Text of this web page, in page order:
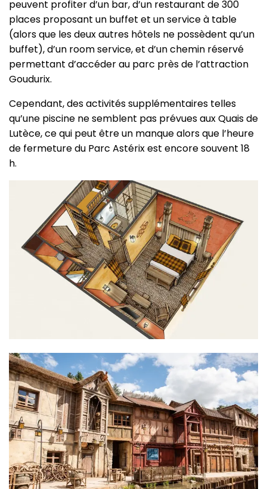
peuvent profiter d’un bar, d’un restaurant de 300
places proposant un buffet et un service à table
(alors que les deux autres hôtels ne possèdent qu’un
buffet), d’un room service, et d’un chemin réservé
permettant d’accéder au parc près de l’attraction
Goudurix.
Cependant, des activités supplémentaires telles
qu’une piscine ne semblent pas prévues aux Quais de
Lutèce, ce qui peut être un manque alors que l’heure
de fermeture du Parc Astérix est encore souvent 18
h.